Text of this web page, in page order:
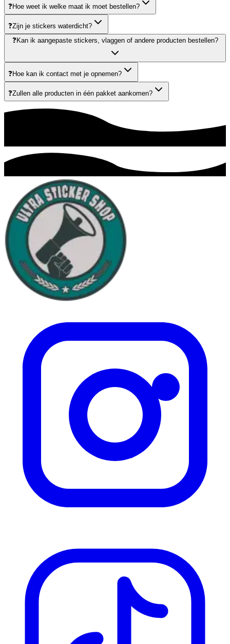
❓Hoe weet ik welke maat ik moet bestellen?
❓Zijn je stickers waterdicht?
❓Kan ik aangepaste stickers, vlaggen of andere producten bestellen?
❓Hoe kan ik contact met je opnemen?
❓Zullen alle producten in één pakket aankomen?